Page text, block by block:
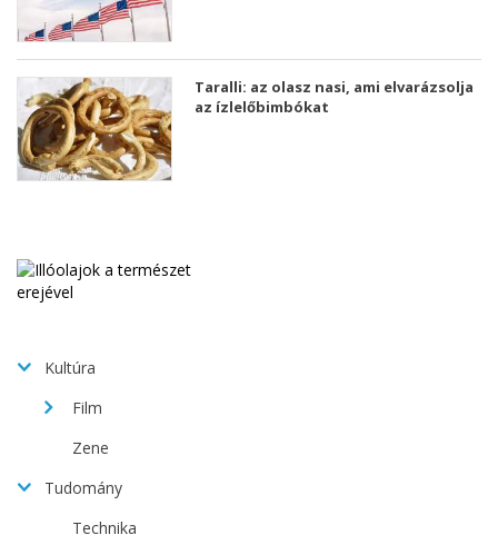
Taralli: az olasz nasi, ami elvarázsolja
az ízlelőbimbókat
Kultúra
Film
Zene
Tudomány
Technika